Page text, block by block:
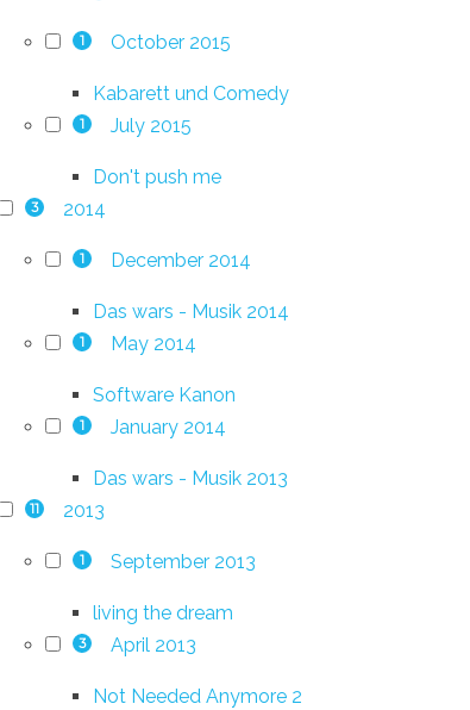
1 October 2015
Kabarett und Comedy
1 July 2015
Don't push me
3 2014
1 December 2014
Das wars - Musik 2014
1 May 2014
Software Kanon
1 January 2014
Das wars - Musik 2013
11 2013
1 September 2013
living the dream
3 April 2013
Not Needed Anymore 2